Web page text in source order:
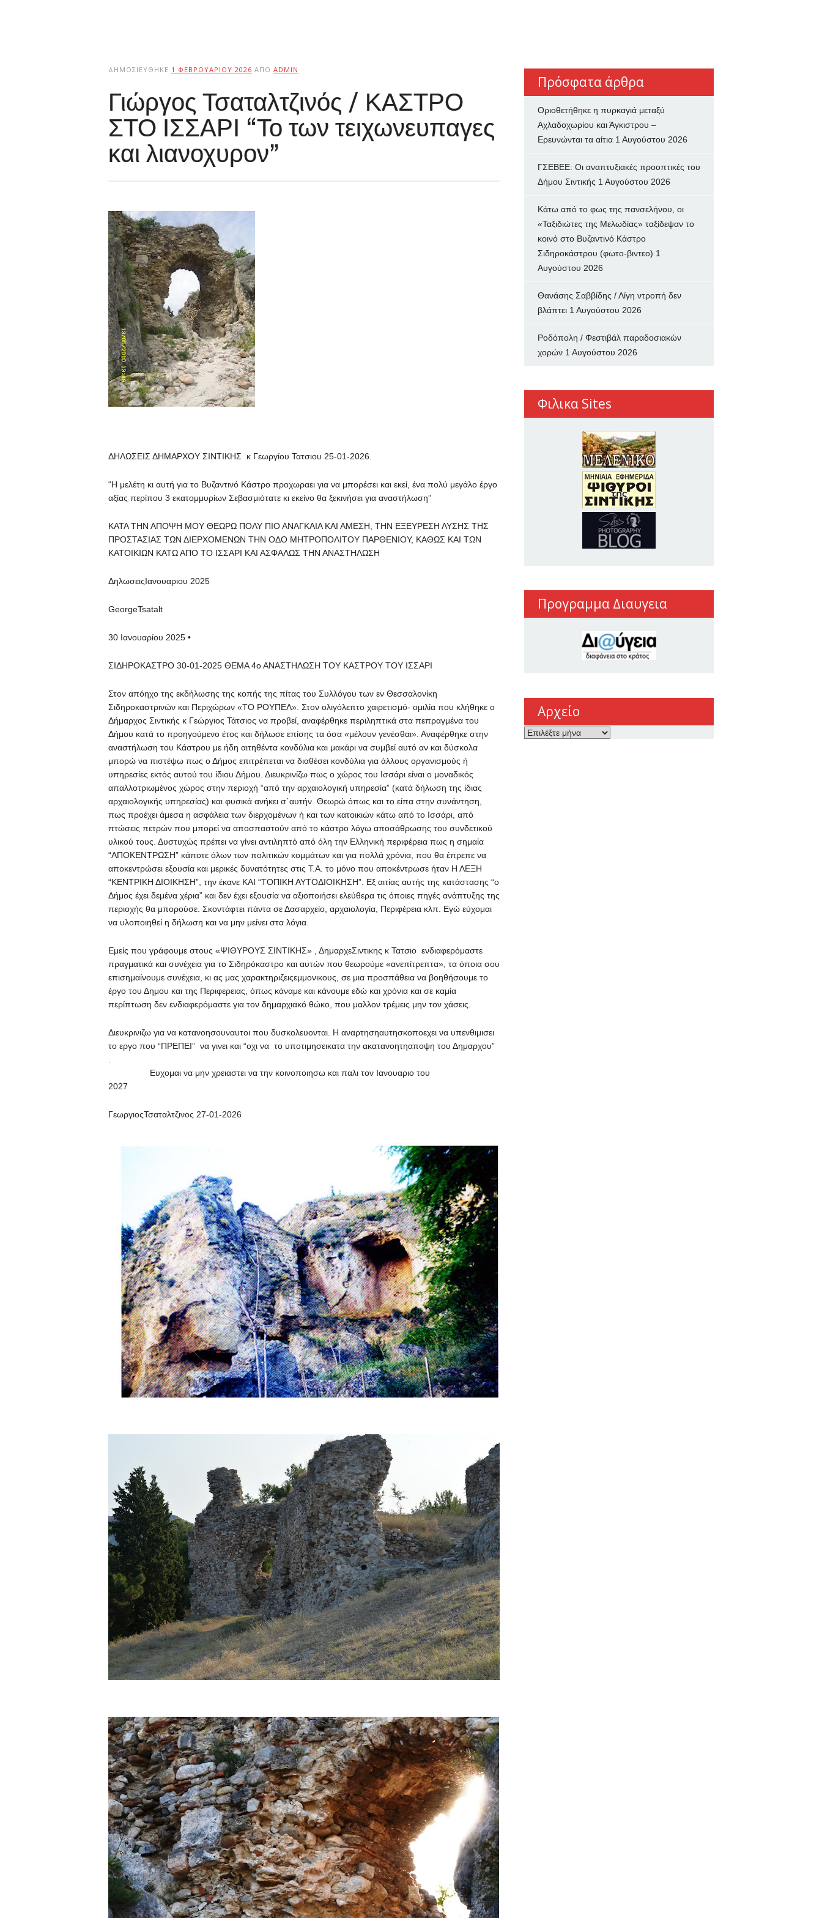
ΔΗΜΟΣΙΕΎΘΗΚΕ 1 ΦΕΒΡΟΥΑΡΊΟΥ 2026 ΑΠΌ ADMIN
Γιώργος Τσαταλτζινός / ΚΑΣΤΡΟ
ΣΤΟ ΙΣΣΑΡΙ “Το των τειχωνευπαγες
και λιανοχυρον”
ΔΗΛΩΣΕΙΣ ΔΗΜΑΡΧΟΥ ΣΙΝΤΙΚΗΣ κ Γεωργίου Τατσιου 25-01-2026.
“Η μελέτη κι αυτή για το Βυζαντινό Κάστρο προχωραει για να μπορέσει και εκεί, ένα πολύ μεγάλο έργο
αξίας περίπου 3 εκατομμυρίων Σεβασμιότατε κι εκείνο θα ξεκινήσει για αναστήλωση”
ΚΑΤΑ ΤΗΝ ΑΠΟΨΗ ΜΟΥ ΘΕΩΡΩ ΠΟΛΥ ΠΙΟ ΑΝΑΓΚΑΙΑ ΚΑΙ ΑΜΕΣΗ, ΤΗΝ ΕΞΕΥΡΕΣΗ ΛΥΣΗΣ ΤΗΣ
ΠΡΟΣΤΑΣΙΑΣ ΤΩΝ ΔΙΕΡΧΟΜΕΝΩΝ ΤΗΝ ΟΔΟ ΜΗΤΡΟΠΟΛΙΤΟΥ ΠΑΡΘΕΝΙΟΥ, ΚΑΘΩΣ ΚΑΙ ΤΩΝ
ΚΑΤΟΙΚΙΩΝ ΚΑΤΩ ΑΠΟ ΤΟ ΙΣΣΑΡΙ ΚΑΙ ΑΣΦΑΛΩΣ ΤΗΝ ΑΝΑΣΤΗΛΩΣΗ
ΔηλωσειςΙανουαριου 2025
GeorgeTsatalt
30 Ιανουαρίου 2025 •
ΣΙΔΗΡΟΚΑΣΤΡΟ 30-01-2025 ΘΕΜΑ 4ο ΑΝΑΣΤΗΛΩΣΗ ΤΟΥ ΚΑΣΤΡΟΥ ΤΟΥ ΙΣΣΑΡΙ
Στον απόηχο της εκδήλωσης της κοπής της πίτας του Συλλόγου των εν Θεσσαλονίκη
Σιδηροκαστρινών και Περιχώρων «ΤΟ ΡΟΥΠΕΛ». Στον ολιγόλεπτο χαιρετισμό- ομιλία που κλήθηκε ο
Δήμαρχος Σιντικής κ Γεώργιος Τάτσιος να προβεί, αναφέρθηκε περιληπτικά στα πεπραγμένα του
Δήμου κατά το προηγούμενο έτος και δήλωσε επίσης τα όσα «μέλουν γενέσθαι». Αναφέρθηκε στην
αναστήλωση του Κάστρου με ήδη αιτηθέντα κονδύλια και μακάρι να συμβεί αυτό αν και δύσκολα
μπορώ να πιστέψω πως ο Δήμος επιτρέπεται να διαθέσει κονδύλια για άλλους οργανισμούς ή
υπηρεσίες εκτός αυτού του ίδιου Δήμου. Διευκρινίζω πως ο χώρος του Ισσάρι είναι ο μοναδικός
απαλλοτριωμένος χώρος στην περιοχή “από την αρχαιολογική υπηρεσία” (κατά δήλωση της ίδιας
αρχαιολογικής υπηρεσίας) και φυσικά ανήκει σ΄αυτήν. Θεωρώ όπως και το είπα στην συνάντηση,
πως προέχει άμεσα η ασφάλεια των διερχομένων ή και των κατοικιών κάτω από το Ισσάρι, από
πτώσεις πετρών που μπορεί να αποσπαστούν από το κάστρο λόγω αποσάθρωσης του συνδετικού
υλικού τους. Δυστυχώς πρέπει να γίνει αντιληπτό από όλη την Ελληνική περιφέρεια πως η σημαία
“ΑΠΟΚΕΝΤΡΩΣΗ” κάποτε όλων των πολιτικών κομμάτων και για πολλά χρόνια, που θα έπρεπε να
αποκεντρώσει εξουσία και μερικές δυνατότητες στις Τ.Α. το μόνο που αποκέντρωσε ήταν Η ΛΕΞΗ
“ΚΕΝΤΡΙΚΗ ΔΙΟΙΚΗΣΗ”, την έκανε ΚΑΙ “ΤΟΠΙΚΗ ΑΥΤΟΔΙΟΙΚΗΣΗ”. Εξ αιτίας αυτής της κατάστασης “ο
Δήμος έχει δεμένα χέρια” και δεν έχει εξουσία να αξιοποιήσει ελεύθερα τις όποιες πηγές ανάπτυξης της
περιοχής θα μπορούσε. Σκοντάφτει πάντα σε Δασαρχείο, αρχαιολογία, Περιφέρεια κλπ. Εγώ εύχομαι
να υλοποιηθεί η δήλωση και να μην μείνει στα λόγια.
Εμείς που γράφουμε στους «ΨΙΘΥΡΟΥΣ ΣΙΝΤΙΚΗΣ» , ΔημαρχεΣιντικης κ Τατσιο ενδιαφερόμαστε
πραγματικά και συνέχεια για το Σιδηρόκαστρο και αυτών που θεωρούμε «ανεπίτρεπτα», τα όποια σου
επισημαίνουμε συνέχεια, κι ας μας χαρακτηριζειςεμμονικους, σε μια προσπάθεια να βοηθήσουμε το
έργο του Δημου και της Περιφερειας, όπως κάναμε και κάνουμε εδώ και χρόνια και σε καμία
περίπτωση δεν ενδιαφερόμαστε για τον δημαρχιακό θώκο, που μαλλον τρέμεις μην τον χάσεις.
Διευκρινιζω για να κατανοησουναυτοι που δυσκολευονται. Η αναρτησηαυτησκοποεχει να υπενθιμισει
το εργο που “ΠΡΕΠΕΙ” να γινει και “οχι να το υποτιμησεικατα την ακατανοητηαποψη του Δημαρχου”
Ευχομαι να μην χρειαστει να την κοινοποιησω και παλι τον Ιανουαριο του
2027
ΓεωργιοςΤσαταλτζινος 27-01-2026
Πρόσφατα άρθρα
Οριοθετήθηκε η πυρκαγιά μεταξύ
Αχλαδοχωρίου και Άγκιστρου –
Ερευνώνται τα αίτια 1 Αυγούστου 2026
ΓΣΕΒΕΕ: Οι αναπτυξιακές προοπτικές του
Δήμου Σιντικής 1 Αυγούστου 2026
Κάτω από το φως της πανσελήνου, οι
«Ταξιδιώτες της Μελωδίας» ταξίδεψαν το
κοινό στο Βυζαντινό Κάστρο
Σιδηροκάστρου (φωτο-βιντεο) 1
Αυγούστου 2026
Θανάσης Σαββίδης / Λίγη ντροπή δεν
βλάπτει 1 Αυγούστου 2026
Ροδόπολη / Φεστιβάλ παραδοσιακών
χορών 1 Αυγούστου 2026
Φιλικα Sites
Προγραμμα Διαυγεια
Αρχείο
Αρχείο